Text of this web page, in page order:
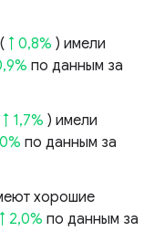
↑ 0,8% ) имели
по данным за
↑ 1,7% ) имели
по данным за
хорошие
↑ 2,0% по данным за